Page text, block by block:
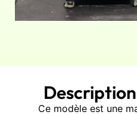
Ce modèle est une